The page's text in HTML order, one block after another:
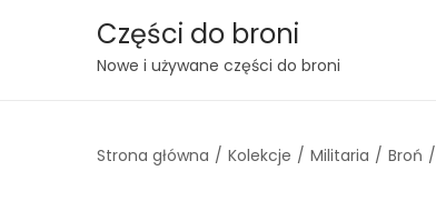
S
p
S
p
Części do broni
Nowe i używane części do broni
Strona główna / Kolekcje / Militaria / Broń /